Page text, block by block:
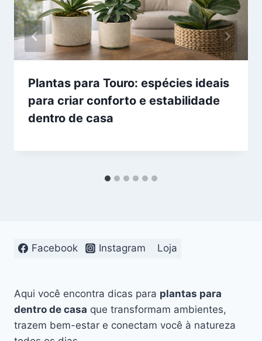
Plantas para Touro: espécies ideais
para criar conforto e estabilidade
dentro de casa
Facebook Instagram Loja
Aqui você encontra dicas para plantas para
dentro de casa que transformam ambientes,
trazem bem-estar e conectam você à natureza